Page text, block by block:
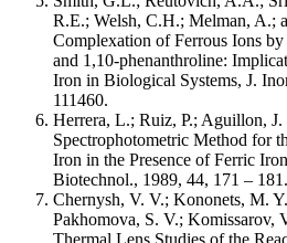
R.E.; Welsh, C.H.; Melman, A.;
Complexation of Ferrous Ions
and 1,10-phenanthroline:
Iron in Biological Systems, J.
111460.
Herrera, L.; Ruiz, P.; Aguillon,
Spectrophotometric Method for
Iron in the Presence of Ferric
Biotechnol., 1989, 44, 171 – 181.
Chernysh, V. V.; Kononets, M.
Pakhomova, S. V.; Komissarov,
Thermal Lens Studies of the